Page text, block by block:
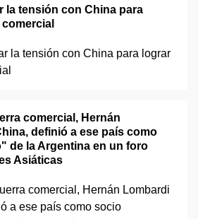
la tensión con China para
comercial, Hernán
definió a ese país como
de la Argentina en un foro
Asiáticas